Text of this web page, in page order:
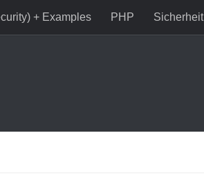
+ Examples PHP Sicherheit